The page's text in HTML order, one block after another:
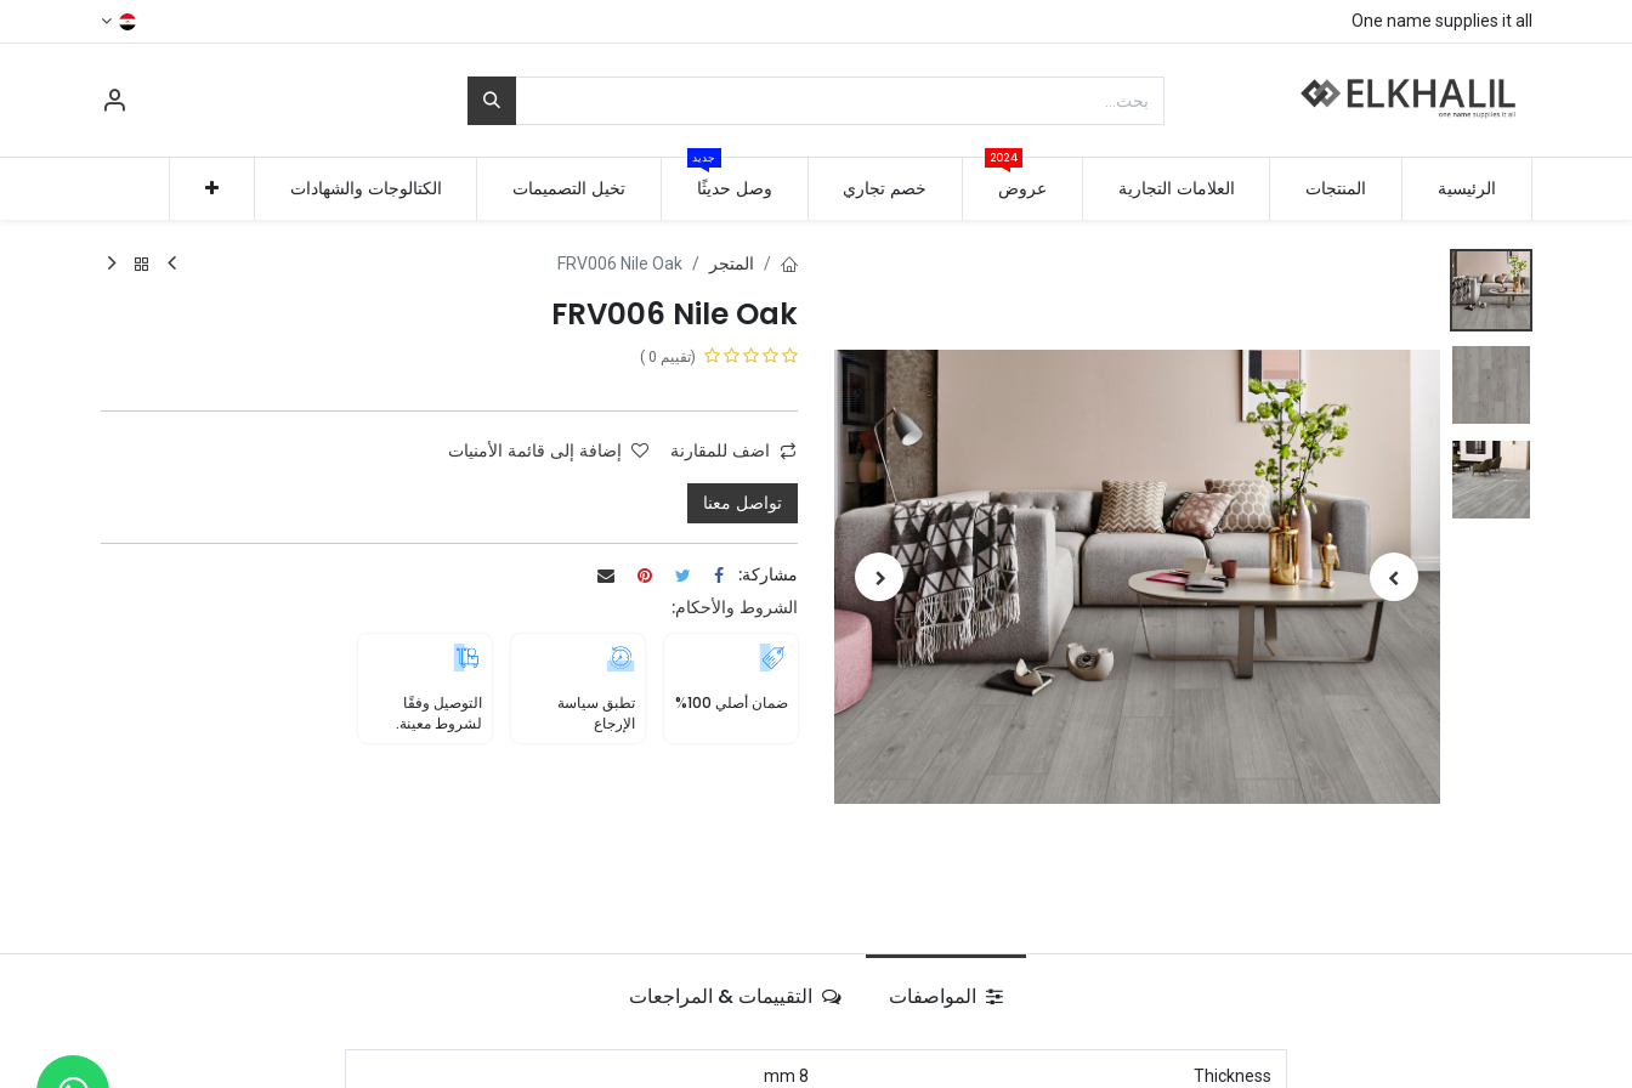
One name supplies it all
الرئيسية المنتجات العلامات التجارية عروض
2024
خصم تجاري وصل حديثًا
جديد
تخيل التصميمات الكتالوجات والشهادات
المتجر FRV006 Nile Oak
FRV006 Nile Oak
(تقييم 0 )
اضف للمقارنة إضافة إلى قائمة الأمنيات
تواصل معنا
مشاركة:
الشروط والأحكام:
ضمان أصلي 100%
تطبق سياسة
الإرجاع
التوصيل وفقًا
لشروط معينة.
المواصفات التقييمات & المراجعات
Thickness
8 mm